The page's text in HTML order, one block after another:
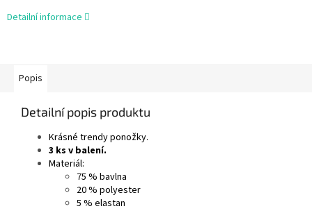
Detailní informace
Popis
Detailní popis produktu
Krásné trendy ponožky.
3 ks v balení.
Materiál:
75 % bavlna
20 % polyester
5 % elastan